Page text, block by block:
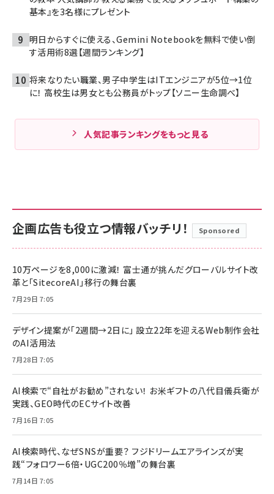
基本』を3名様にプレゼント
明日からすぐに使える、Gemini Notebookを無料で使い倒
す活用術8選【週間ランキング】
将来なりたい職業、男子中学生はITエンジニアが5位→1位
に！ 高校生は男女とも公務員がトップ【ソニー生命調べ】
人気記事ランキングをもっと見る
企画広告も役立つ情報バッチリ！ Sponsored
10万ページを8,000に激減！ 富士通が挑んだグローバルサイト改
革と「SitecoreAI」移行の舞台裏
7月29日 7:05
デザイン提案が「2週間→2日に」 設立22年を迎えるWeb制作会社
のAI活用法
7月28日 7:05
AI検索で“自社がお勧め”されない！ お米ギフトの八代目儀兵衛が
実践、GEO時代のECサイト改善
7月16日 7:05
AI検索時代、なぜSNSが重要？ フジドリームエアラインズが実
践“フォロワー6倍・UGC200％増”の舞台裏
7月14日 7:05